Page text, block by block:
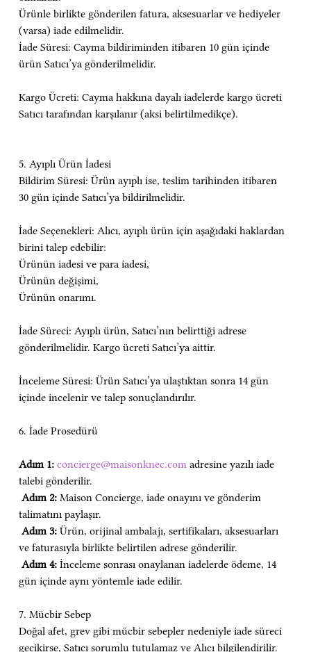
Ürünle birlikte gönderilen fatura, aksesuarlar ve hediyeler
(varsa) iade edilmelidir.
İade Süresi: Cayma bildiriminden itibaren 10 gün içinde
ürün Satıcı’ya gönderilmelidir.
Kargo Ücreti: Cayma hakkına dayalı iadelerde kargo ücreti
Satıcı tarafından karşılanır (aksi belirtilmedikçe).
5. Ayıplı Ürün İadesi
Bildirim Süresi: Ürün ayıplı ise, teslim tarihinden itibaren
30 gün içinde Satıcı’ya bildirilmelidir.
İade Seçenekleri: Alıcı, ayıplı ürün için aşağıdaki haklardan
birini talep edebilir:
Ürünün iadesi ve para iadesi,
Ürünün değişimi,
Ürünün onarımı.
İade Süreci: Ayıplı ürün, Satıcı’nın belirttiği adrese
gönderilmelidir. Kargo ücreti Satıcı’ya aittir.
İnceleme Süresi: Ürün Satıcı’ya ulaştıktan sonra 14 gün
içinde incelenir ve talep sonuçlandırılır.
6. İade Prosedürü
Adım 1: concierge@maisonknec.com adresine yazılı iade
talebi gönderilir.
Adım 2: Maison Concierge, iade onayını ve gönderim
talimatını paylaşır.
Adım 3: Ürün, orijinal ambalajı, sertifikaları, aksesuarları
ve faturasıyla birlikte belirtilen adrese gönderilir.
Adım 4: İnceleme sonrası onaylanan iadelerde ödeme, 14
gün içinde aynı yöntemle iade edilir.
7. Mücbir Sebep
Doğal afet, grev gibi mücbir sebepler nedeniyle iade süreci
gecikirse, Satıcı sorumlu tutulamaz ve Alıcı bilgilendirilir.